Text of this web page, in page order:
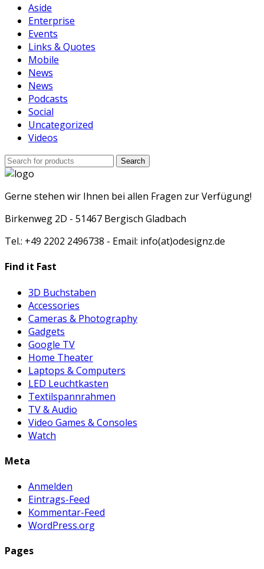
Aside
Enterprise
Events
Links & Quotes
Mobile
News
News
Podcasts
Social
Uncategorized
Videos
Search
for:
Search
Gerne stehen wir Ihnen bei allen Fragen zur Verfügung!
Birkenweg 2D - 51467 Bergisch Gladbach
Tel.: +49 2202 2496738 - Email: info(at)odesignz.de
Find it Fast
3D Buchstaben
Accessories
Cameras & Photography
Gadgets
Google TV
Home Theater
Laptops & Computers
LED Leuchtkasten
Textilspannrahmen
TV & Audio
Video Games & Consoles
Watch
Meta
Anmelden
Eintrags-Feed
Kommentar-Feed
WordPress.org
Pages